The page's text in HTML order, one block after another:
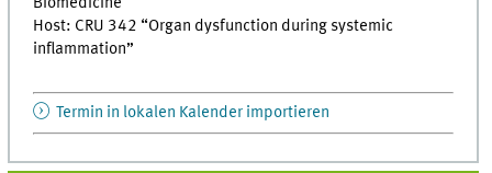
Host: CRU 342 “Organ dysfunction during systemic
inflammation”
Termin in lokalen Kalender importieren